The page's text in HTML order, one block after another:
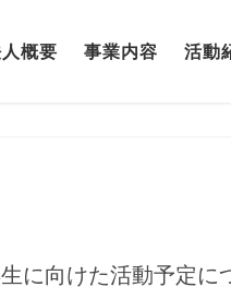
概要 事業内容 活動
に向けた活動予定に